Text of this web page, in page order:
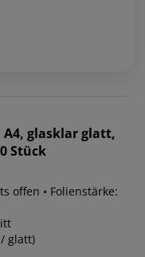
A4, glasklar glatt,
Stück
offen • Folienstärke:
glatt)